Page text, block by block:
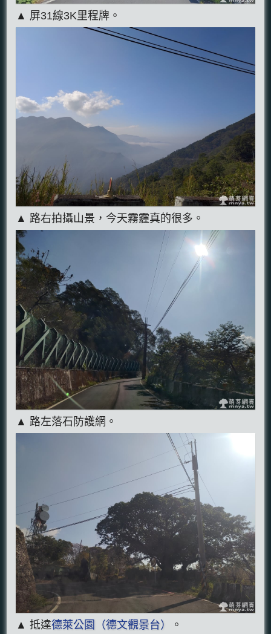
▲ 屏31線3K里程牌。
▲ 路右拍攝山景，今天霧霾真的很多。
▲ 路左落石防護網。
▲ 抵達德萊公園（德文觀景台） 。